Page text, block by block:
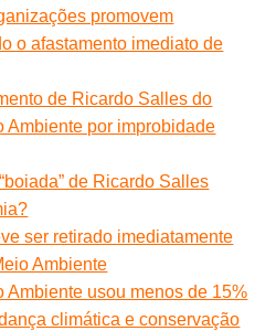
promovem
o afastamento imediato de
de Ricardo Salles do
Ambiente por improbidade
de Ricardo Salles
ser retirado imediatamente
Ambiente
Ambiente usou menos de 15%
climática e conservação